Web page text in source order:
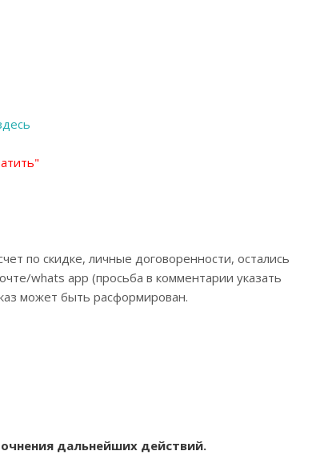
по скидке, личные договоренности, остались
whats app (просьба в комментарии указать
может быть расформирован.
дальнейших действий.